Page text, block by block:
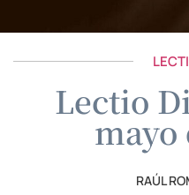
Lectio
mayo
RAÚL